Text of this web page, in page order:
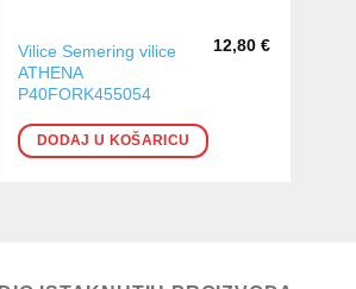
Vilice Semering vilice
ATHENA
P40FORK455054
12,80€
DODAJ U KOŠARICU